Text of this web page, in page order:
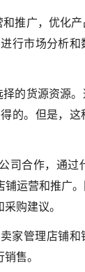
推广，优化
行市场分析
的货源资源
的。但是，
司合作，通过
运营和推广
购建议。
家管理店铺
售。